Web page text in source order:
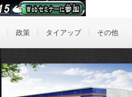
政策 タイアップ その他